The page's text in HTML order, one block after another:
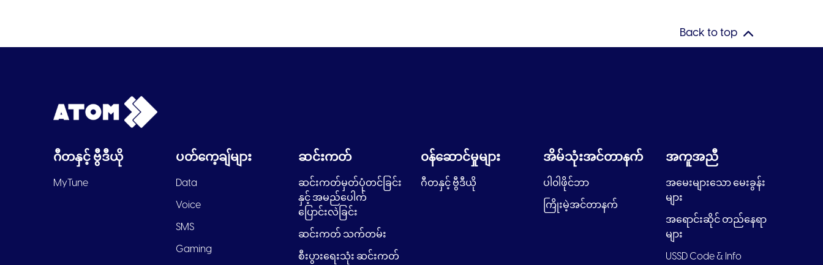
Back to top
ဂီတနှင့် ဗွီဒီယို
MyTune
ပတ်ကေ့ချ်များ
Data
Voice
SMS
Gaming
ဆင်းကတ်
ဆင်းကတ်မှတ်ပုံတင်ခြင်း
နှင့် အမည်ပေါက်
ပြောင်းလဲခြင်း
ဆင်းကတ် သက်တမ်း
စီးပွားရေးသုံး ဆင်းကတ်
၀န်ဆောင်မှုများ
ဂီတနှင့် ဗွီဒီယို
အိမ်သုံးအင်တာနက်
ပါ၀ါဖိုင်ဘာ
ကြိုးမဲ့အင်တာနက်
အကူအညီ
အမေးများသော မေးခွန်း
များ
အရောင်းဆိုင် တည်နေရာ
များ
USSD Code & Info